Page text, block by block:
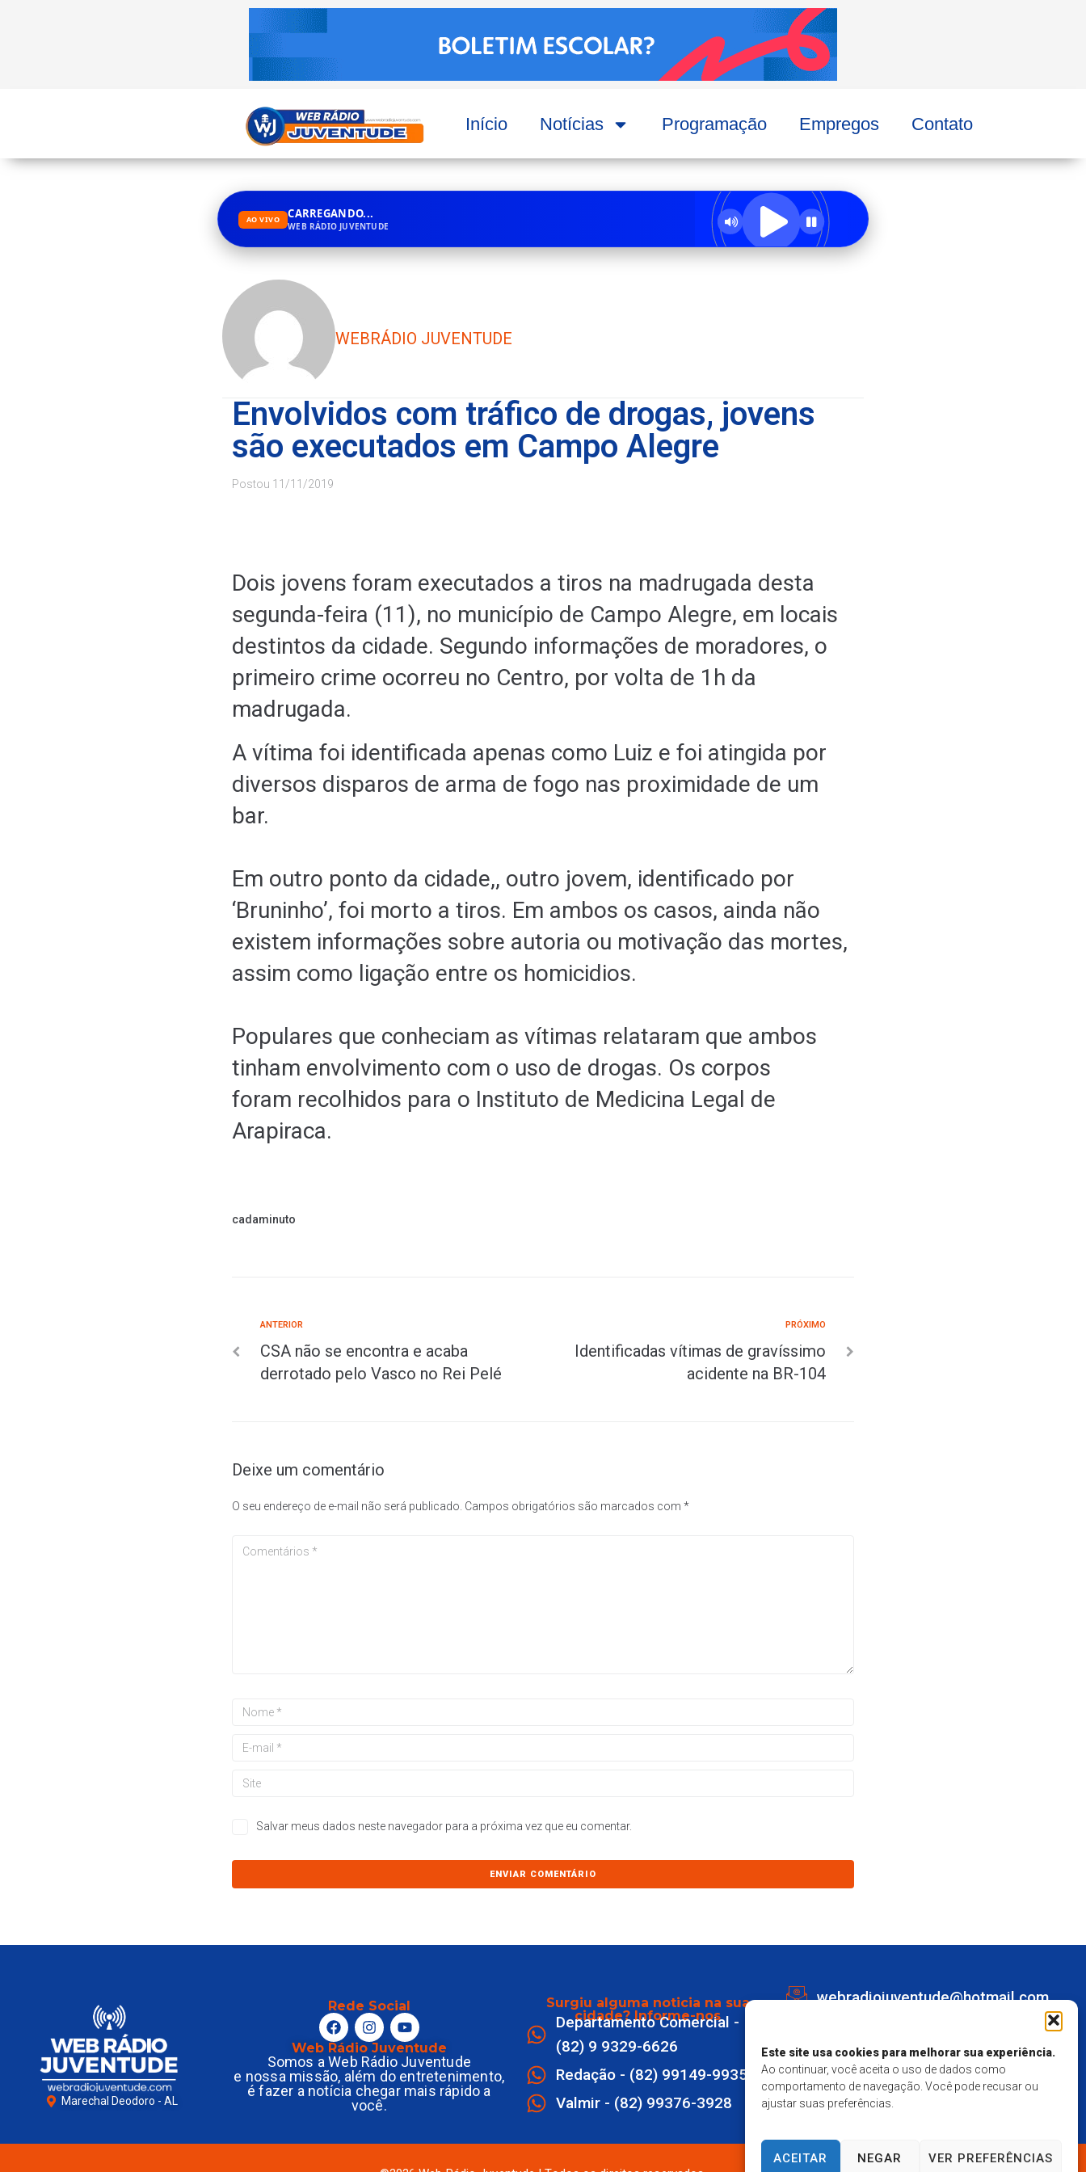
Este site usa cookies para melhorar sua experiência.
Ao continuar, você aceita o uso de dados como
comportamento de navegação. Você pode recusar ou
ajustar suas preferências.
ACEITAR NEGAR VER PREFERÊNCIAS
Início Notícias Programação Empregos Contato
AO VIVO CARREGANDO...
WEB RÁDIO JUVENTUDE
WEBRÁDIO JUVENTUDE
Envolvidos com tráfico de drogas, jovens
são executados em Campo Alegre
Postou 11/11/2019
Dois jovens foram executados a tiros na madrugada desta
segunda-feira (11), no município de Campo Alegre, em locais
destintos da cidade. Segundo informações de moradores, o
primeiro crime ocorreu no Centro, por volta de 1h da
madrugada.
A vítima foi identificada apenas como Luiz e foi atingida por
diversos disparos de arma de fogo nas proximidade de um
bar.
Em outro ponto da cidade,, outro jovem, identificado por
‘Bruninho’, foi morto a tiros. Em ambos os casos, ainda não
existem informações sobre autoria ou motivação das mortes,
assim como ligação entre os homicidios.
Populares que conheciam as vítimas relataram que ambos
tinham envolvimento com o uso de drogas. Os corpos
foram recolhidos para o Instituto de Medicina Legal de
Arapiraca.
cadaminuto
ANTERIOR
CSA não se encontra e acaba
derrotado pelo Vasco no Rei Pelé
PRÓXIMO
Identificadas vítimas de gravíssimo
acidente na BR-104
Deixe um comentário
O seu endereço de e-mail não será publicado. Campos obrigatórios são marcados com *
Salvar meus dados neste navegador para a próxima vez que eu comentar.
Marechal Deodoro - AL
Rede Social
Web Rádio Juventude
Somos a Web Rádio Juventude
e nossa missão, além do entretenimento,
é fazer a notícia chegar mais rápido a
você.
Surgiu alguma noticia na sua
cidade? Informe-nos
Departamento Comercial -
(82) 9 9329-6626
Redação - (82) 99149-9935
Valmir - (82) 99376-3928
webradiojuventude@hotmail.com
Marechal Deodoro
Responsavel Técnico - Matheus
Mendes Santos